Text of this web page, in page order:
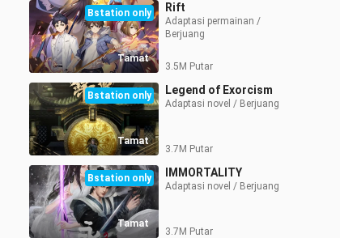
Tamat
Bstation only Rift
Adaptasi permainan /
Berjuang
3.5M Putar
Tamat
Bstation only Legend of Exorcism
Adaptasi novel / Berjuang
3.7M Putar
Tamat
Bstation only IMMORTALITY
Adaptasi novel / Berjuang
3.7M Putar